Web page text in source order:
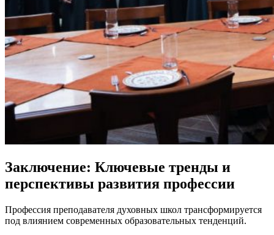
Заключение: Ключевые тренды и
перспективы развития профессии
Профессия преподавателя духовных школ трансформируется
под влиянием современных образовательных тенденций.